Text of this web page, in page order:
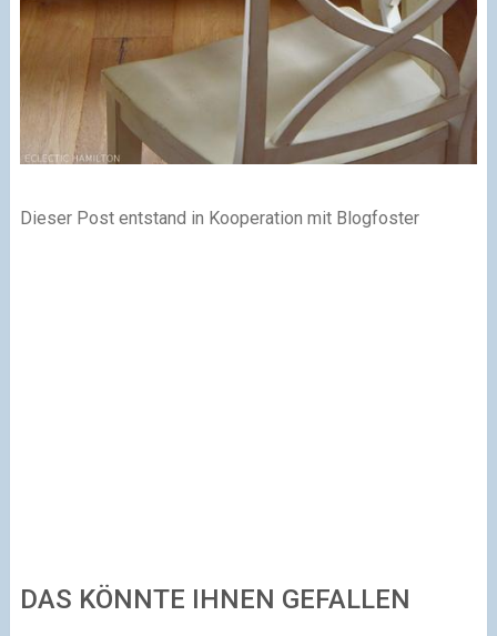
Dieser Post entstand in Kooperation mit Blogfoster
DAS KÖNNTE IHNEN GEFALLEN